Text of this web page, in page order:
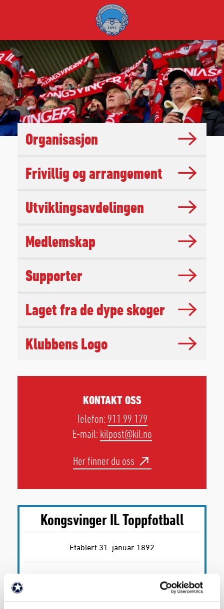
Organisasjon
Frivillig og arrangement
Utviklingsavdelingen
Medlemskap
Supporter
Laget fra de dype skoger
Klubbens Logo
KONTAKT OSS
Telefon: 911 99 179
E-mail: kilpost@kil.no
Her finner du oss
Kongsvinger IL Toppfotball
Etablert 31. januar 1892